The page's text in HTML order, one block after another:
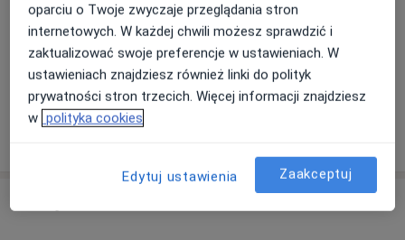
Rehabilitacja
Szczegóły Umów wizytę
+ 67 usług
oparciu o Twoje zwyczaje przeglądania stron
internetowych. W każdej chwili możesz sprawdzić i
zaktualizować swoje preferencje w ustawieniach. W
ustawieniach znajdziesz również linki do polityk
prywatności stron trzecich. Więcej informacji znajdziesz
w polityka cookies
Edytuj ustawienia Zaakceptuj